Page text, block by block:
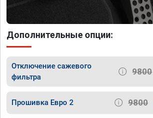
Дополнительные опции:
Отключение сажевого
фильтра
9800
Прошивка Евро 2 9800